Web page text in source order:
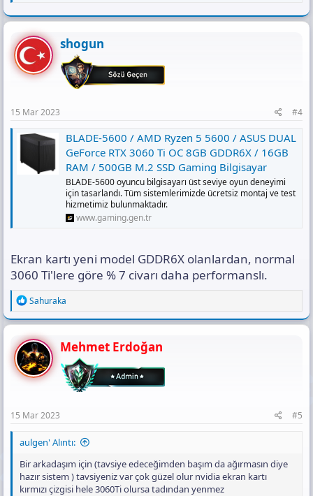
shogun
15 Mar 2023 #4
BLADE-5600 / AMD Ryzen 5 5600 / ASUS DUAL
GeForce RTX 3060 Ti OC 8GB GDDR6X / 16GB
RAM / 500GB M.2 SSD Gaming Bilgisayar
BLADE-5600 oyuncu bilgisayarı üst seviye oyun deneyimi
için tasarlandı. Tüm sistemlerimizde ücretsiz montaj ve test
hizmetimiz bulunmaktadır.
www.gaming.gen.tr
Ekran kartı yeni model GDDR6X olanlardan, normal
3060 Ti'lere göre % 7 civarı daha performanslı.
R
e
a
c
t
i
o
n
Sahuraka
Mehmet Erdoğan
15 Mar 2023 #5
aulgen' Alıntı:
Bir arkadaşım için (tavsiye edeceğimden başım da ağırmasın diye
hazır sistem ) tavsiyeniz var çok güzel olur nvidia ekran kartı
kırmızı çizgisi hele 3060Ti olursa tadından yenmez